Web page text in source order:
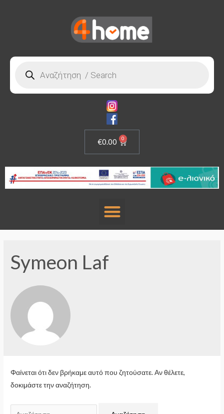
€0.00 0
Symeon Laf
Φαίνεται ότι δεν βρήκαμε αυτό που ζητούσατε. Αν θέλετε,
δοκιμάστε την αναζήτηση.